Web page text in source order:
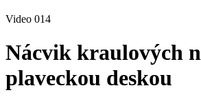
Video 014
Nácvik kraulových
plaveckou deskou